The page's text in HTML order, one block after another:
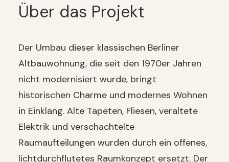
Über das Projekt
Der Umbau dieser klassischen Berliner
Altbauwohnung, die seit den 1970er Jahren
nicht modernisiert wurde, bringt
historischen Charme und modernes Wohnen
in Einklang. Alte Tapeten, Fliesen, veraltete
Elektrik und verschachtelte
Raumaufteilungen wurden durch ein offenes,
lichtdurchflutetes Raumkonzept ersetzt. Der